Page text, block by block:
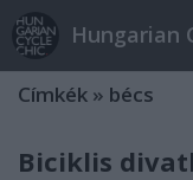
Hungarian
Címkék » bécs
Biciklis